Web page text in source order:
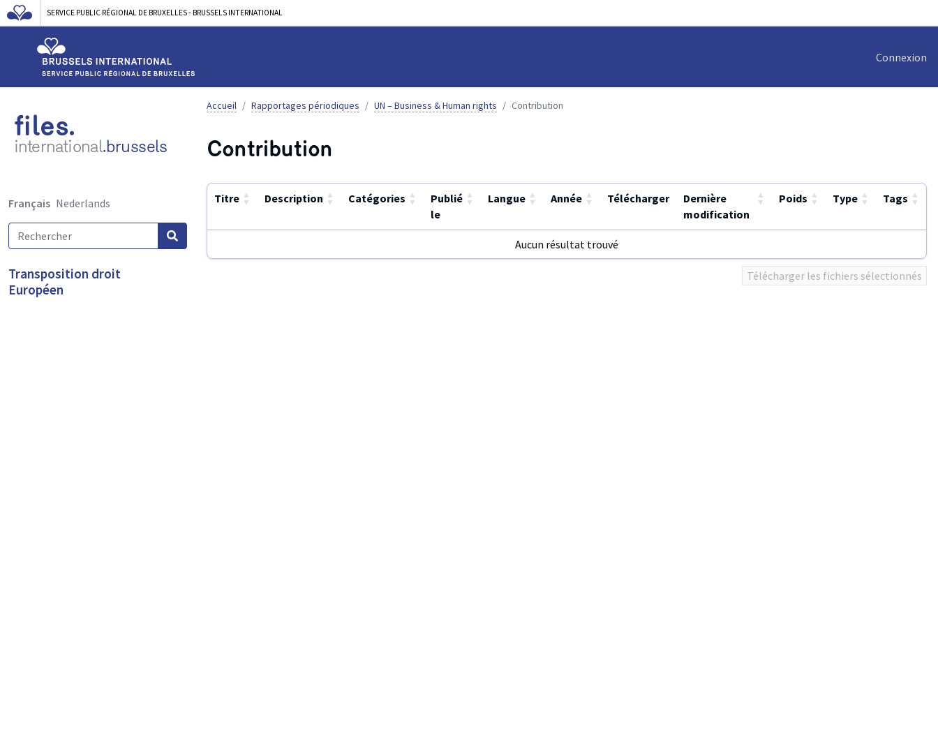
SERVICE PUBLIC RÉGIONAL DE BRUXELLES - BRUSSELS INTERNATIONAL
Connexion
files.
international.brussels
Français Nederlands
Transposition droit
Européen
Accueil Rapportages périodiques UN – Business & Human rights Contribution
Contribution
Titre ▲
▼ Description ▲
▼ Catégories ▲
▼
Publié
le
▲
▼ Langue ▲
▼ Année ▲
▼ Télécharger
Dernière
modification
▲
▼ Poids ▲
▼ Type ▲
▼ Tags ▲
▼
Aucun résultat trouvé
Télécharger les fichiers sélectionnés